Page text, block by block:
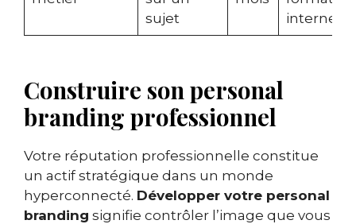
sujet
internes
Construire son personal
branding professionnel
Votre réputation professionnelle constitue
un actif stratégique dans un monde
hyperconnecté. Développer votre personal
branding signifie contrôler l’image que vous